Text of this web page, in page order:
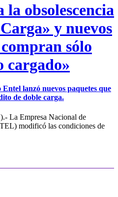
la obsolescencia
y nuevos
sólo
cargado»
Entel lanzó nuevos paquetes que
de doble carga.
La Empresa Nacional de
modificó las condiciones de